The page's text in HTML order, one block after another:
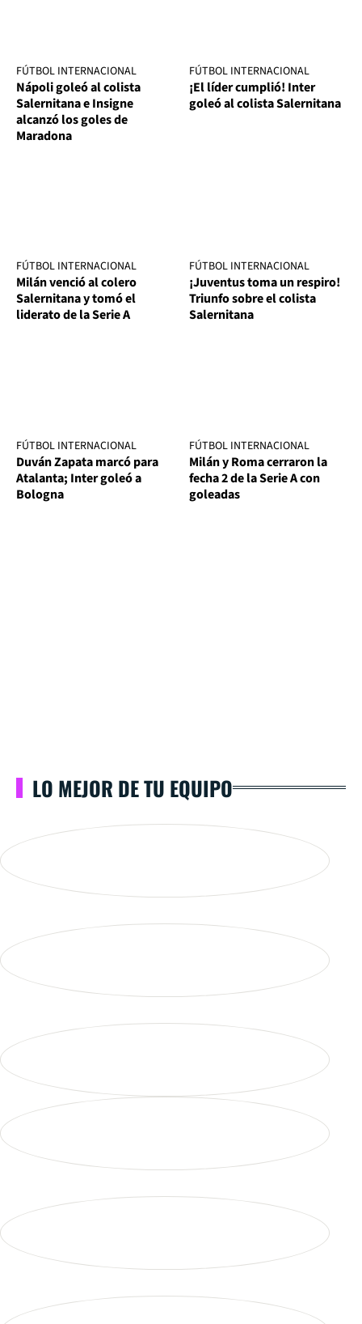
FÚTBOL INTERNACIONAL
Nápoli goleó al colista
Salernitana e Insigne
alcanzó los goles de
Maradona
FÚTBOL INTERNACIONAL
¡El líder cumplió! Inter
goleó al colista Salernitana
FÚTBOL INTERNACIONAL
Milán venció al colero
Salernitana y tomó el
liderato de la Serie A
FÚTBOL INTERNACIONAL
¡Juventus toma un respiro!
Triunfo sobre el colista
Salernitana
FÚTBOL INTERNACIONAL
Duván Zapata marcó para
Atalanta; Inter goleó a
Bologna
FÚTBOL INTERNACIONAL
Milán y Roma cerraron la
fecha 2 de la Serie A con
goleadas
LO MEJOR DE TU EQUIPO